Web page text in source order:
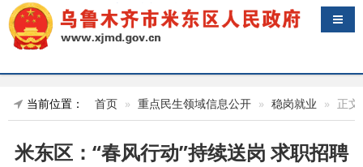
导航
当前位置： 首页 重点民生领域信息公开 稳岗就业 正文
米东区：“春风行动”持续送岗 求职招聘